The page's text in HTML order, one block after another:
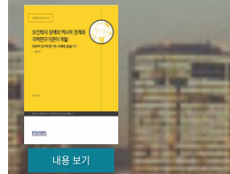
세계와 함께 한 KIHASA
VR 역사관
내용 보기